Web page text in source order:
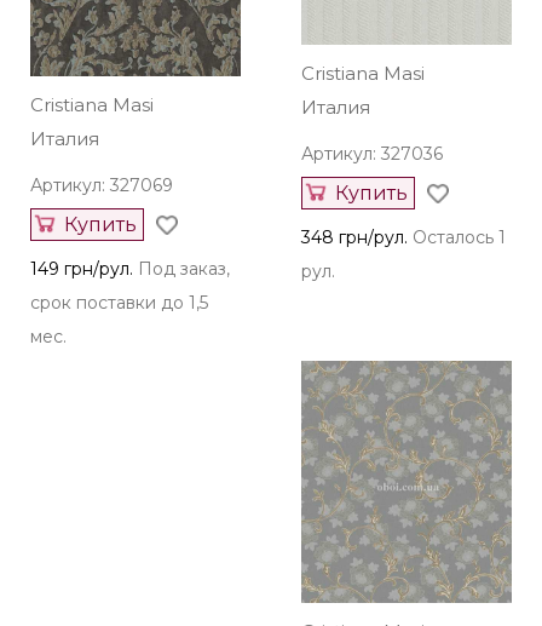
Cristiana Masi
Италия
Артикул: 327069
Купить
149 грн/рул. Под заказ,
срок поставки до 1,5
мес.
Cristiana Masi
Италия
Артикул: 327036
Купить
348 грн/рул. Осталось 1
рул.